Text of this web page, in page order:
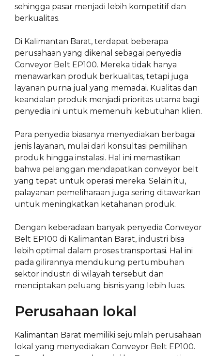
sehingga pasar menjadi lebih kompetitif dan
berkualitas.
Di Kalimantan Barat, terdapat beberapa
perusahaan yang dikenal sebagai penyedia
Conveyor Belt EP100. Mereka tidak hanya
menawarkan produk berkualitas, tetapi juga
layanan purna jual yang memadai. Kualitas dan
keandalan produk menjadi prioritas utama bagi
penyedia ini untuk memenuhi kebutuhan klien.
Para penyedia biasanya menyediakan berbagai
jenis layanan, mulai dari konsultasi pemilihan
produk hingga instalasi. Hal ini memastikan
bahwa pelanggan mendapatkan conveyor belt
yang tepat untuk operasi mereka. Selain itu,
palayanan pemeliharaan juga sering ditawarkan
untuk meningkatkan ketahanan produk.
Dengan keberadaan banyak penyedia Conveyor
Belt EP100 di Kalimantan Barat, industri bisa
lebih optimal dalam proses transportasi. Hal ini
pada gilirannya mendukung pertumbuhan
sektor industri di wilayah tersebut dan
menciptakan peluang bisnis yang lebih luas.
Perusahaan lokal
Kalimantan Barat memiliki sejumlah perusahaan
lokal yang menyediakan Conveyor Belt EP100.